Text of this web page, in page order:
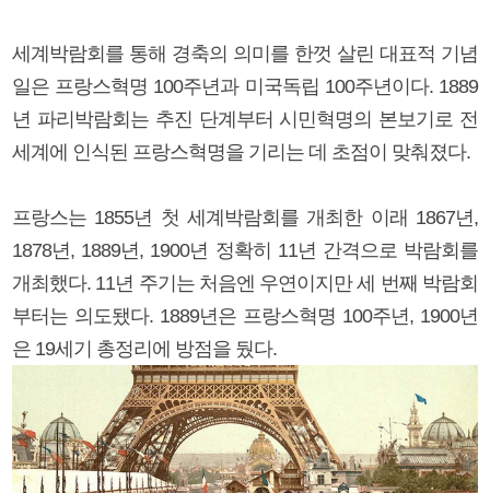
세계박람회를 통해 경축의 의미를 한껏 살린 대표적 기념
일은 프랑스혁명 100주년과 미국독립 100주년이다. 1889
년 파리박람회는 추진 단계부터 시민혁명의 본보기로 전
세계에 인식된 프랑스혁명을 기리는 데 초점이 맞춰졌다.
프랑스는 1855년 첫 세계박람회를 개최한 이래 1867년,
1878년, 1889년, 1900년 정확히 11년 간격으로 박람회를
개최했다. 11년 주기는 처음엔 우연이지만 세 번째 박람회
부터는 의도됐다. 1889년은 프랑스혁명 100주년, 1900년
은 19세기 총정리에 방점을 뒀다.